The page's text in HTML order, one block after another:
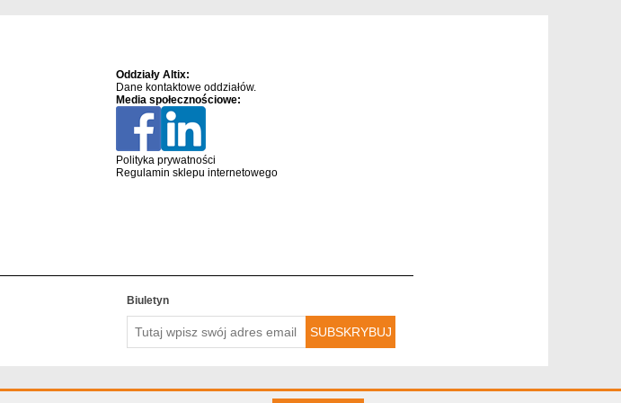
Oddziały Altix:
Dane kontaktowe oddziałów.
Media społecznościowe:
Polityka prywatności
Regulamin sklepu internetowego
Biuletyn
wpisz
swój